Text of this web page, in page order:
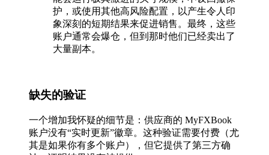
护，或使用其他高风险配置，以产生令人印
象深刻的短期结果来促进销售。最终，这些
账户通常会爆仓，但到那时他们已经卖出了
大量副本。
缺失的验证
一个增加我怀疑的细节是：供应商的 MyFXBook
账户没有“实时更新”徽章。这种验证需要付费（尤
其是如果你有多个账户），但它提供了第三方确